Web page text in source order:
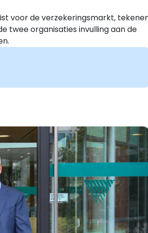
voor de verzekeringsmarkt,
twee organisaties invulling aan de